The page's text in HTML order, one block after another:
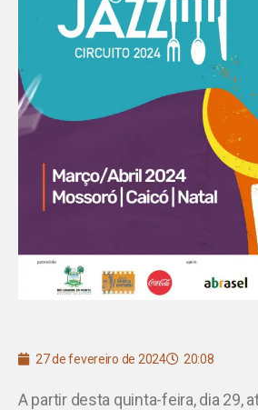
27 de fevereiro de 2024 20:08
A partir desta quinta-feira, dia 29,